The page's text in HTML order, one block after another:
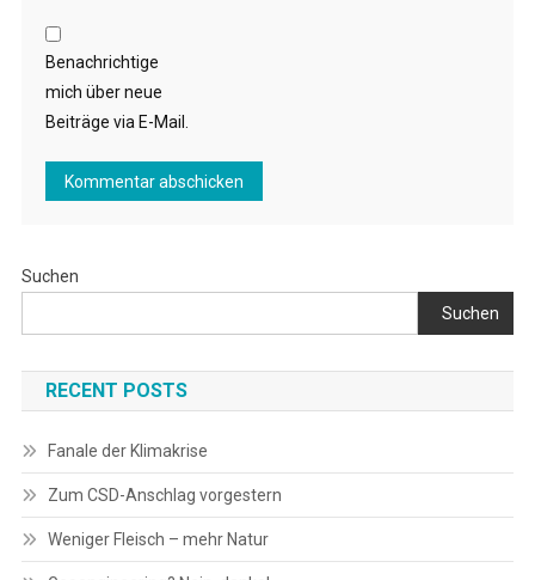
Benachrichtige
mich über neue
Beiträge via E-Mail.
Suchen
Suchen
RECENT POSTS
Fanale der Klimakrise
Zum CSD-Anschlag vorgestern
Weniger Fleisch – mehr Natur